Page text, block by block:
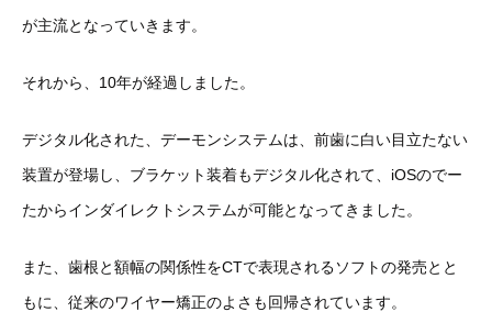
が主流となっていきます。
それから、10年が経過しました。
デジタル化された、デーモンシステムは、前歯に白い目立たない
装置が登場し、ブラケット装着もデジタル化されて、iOSのでー
たからインダイレクトシステムが可能となってきました。
また、歯根と額幅の関係性をCTで表現されるソフトの発売とと
もに、従来のワイヤー矯正のよさも回帰されています。